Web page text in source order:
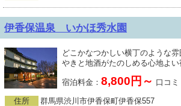
伊香保温泉 いかほ秀水園
どこかなつかしい横丁のような
やきと地酒がたのしめる心地よい
宿泊料金： 8,800円～ 口コミ
住所
群馬県渋川市伊香保町伊香保557